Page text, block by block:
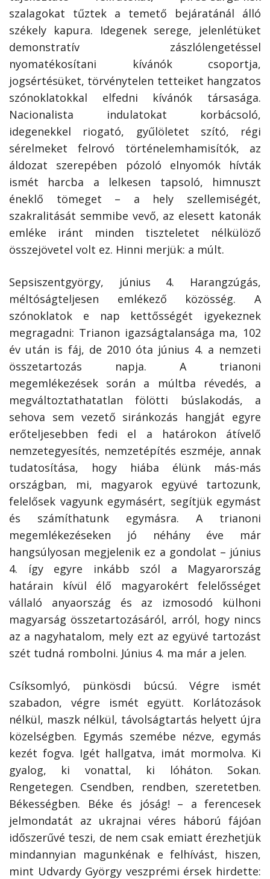
szalagokat tűztek a temető bejáratánál álló
székely kapura. Idegenek serege, jelenlétüket
demonstratív zászlólengetéssel
nyomatékosítani kívánók csoportja,
jogsértésüket, törvénytelen tetteiket hangzatos
szónoklatokkal elfedni kívánók társasága.
Nacionalista indulatokat korbácsoló,
idegenekkel riogató, gyűlöletet szító, régi
sérelmeket felrovó történelemhamisítók, az
áldozat szerepében pózoló elnyomók hívták
ismét harcba a lelkesen tapsoló, himnuszt
éneklő tömeget – a hely szellemiségét,
szakralitását semmibe vevő, az elesett katonák
emléke iránt minden tiszteletet nélkülöző
összejövetel volt ez. Hinni merjük: a múlt.
Sepsiszentgyörgy, június 4. Harangzúgás,
méltóságteljesen emlékező közösség. A
szónoklatok e nap kettősségét igyekeznek
megragadni: Trianon igazságtalansága ma, 102
év után is fáj, de 2010 óta június 4. a nemzeti
összetartozás napja. A trianoni
megemlékezések során a múltba révedés, a
megváltoztathatatlan fölötti búslakodás, a
sehova sem vezető siránkozás hangját egyre
erőteljesebben fedi el a határokon átívelő
nemzetegyesítés, nemzetépítés eszméje, annak
tudatosítása, hogy hiába élünk más-más
országban, mi, magyarok együvé tartozunk,
felelősek vagyunk egymásért, segítjük egymást
és számíthatunk egymásra. A trianoni
megemlékezéseken jó néhány éve már
hangsúlyosan megjelenik ez a gondolat – június
4. így egyre inkább szól a Magyarország
határain kívül élő magyarokért felelősséget
vállaló anyaország és az izmosodó külhoni
magyarság összetartozásáról, arról, hogy nincs
az a nagyhatalom, mely ezt az együvé tartozást
szét tudná rombolni. Június 4. ma már a jelen.
Csíksomlyó, pünkösdi búcsú. Végre ismét
szabadon, végre ismét együtt. Korlátozások
nélkül, maszk nélkül, távolságtartás helyett újra
közelségben. Egymás szemébe nézve, egymás
kezét fogva. Igét hallgatva, imát mormolva. Ki
gyalog, ki vonattal, ki lóháton. Sokan.
Rengetegen. Csendben, rendben, szeretetben.
Békességben. Béke és jóság! – a ferencesek
jelmondatát az ukrajnai véres háború fájóan
időszerűvé teszi, de nem csak emiatt érezhetjük
mindannyian magunkénak e felhívást, hiszen,
mint Udvardy György veszprémi érsek hirdette: